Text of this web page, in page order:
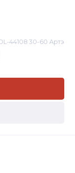
44108 30-60 Артэ